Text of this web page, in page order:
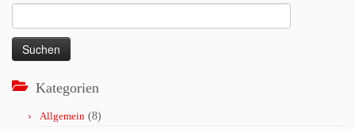
nach:
Kategorien
Allgemein (8)